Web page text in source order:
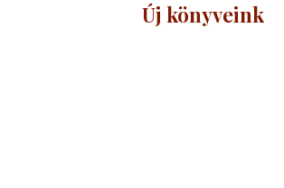
Új könyveink